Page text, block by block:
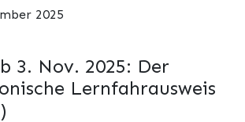
2025
3. Nov. 2025: Der
Lernfahrausweis